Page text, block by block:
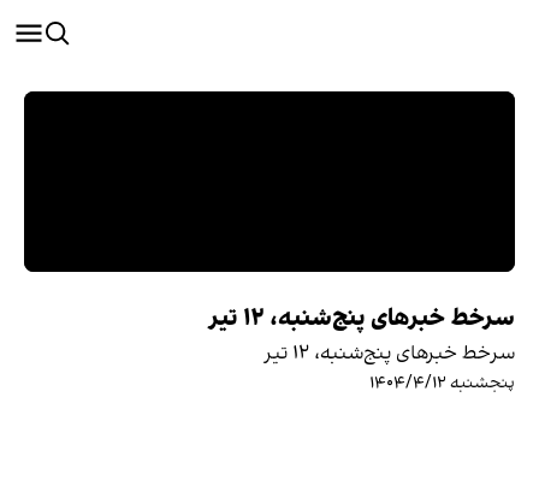
سرخط خبرهای پنج‌شنبه، ۱۲ تیر
سرخط خبرهای پنج‌شنبه، ۱۲ تیر
پنجشنبه ۱۴۰۴/۴/۱۲